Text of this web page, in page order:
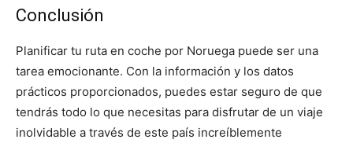
Conclusión
Planificar tu ruta en coche por Noruega puede ser una
tarea emocionante. Con la información y los datos
prácticos proporcionados, puedes estar seguro de que
tendrás todo lo que necesitas para disfrutar de un viaje
inolvidable a través de este país increíblemente